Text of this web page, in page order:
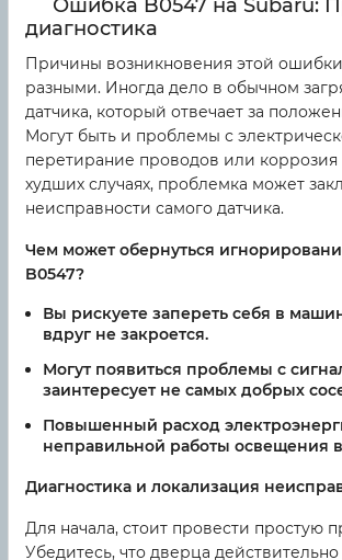
Ошибка B0547 на Subaru:
диагностика
Причины возникновения этой
разными. Иногда дело в обычном
датчика, который отвечает за
Могут быть и проблемы с
перетирание проводов или коррозия
худших случаях, проблемка может
неисправности самого датчика.
Чем может обернуться
B0547?
Вы рискуете запереть себя в
вдруг не закроется.
Могут появиться проблемы с
заинтересует не самых добрых
Повышенный расход
неправильной работы освещения
Диагностика и локализация
Для начала, стоит провести простую
Убедитесь, что дверца действительно